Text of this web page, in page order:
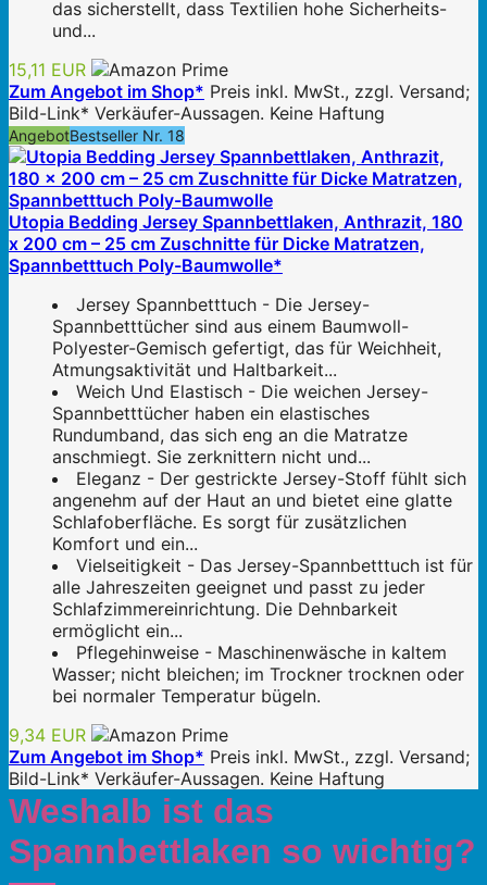
das sicherstellt, dass Textilien hohe Sicherheits-
und...
15,11 EUR
Zum Angebot im Shop* Preis inkl. MwSt., zzgl. Versand;
Bild-Link* Verkäufer-Aussagen. Keine Haftung
AngebotBestseller Nr. 18
Utopia Bedding Jersey Spannbettlaken, Anthrazit, 180
x 200 cm – 25 cm Zuschnitte für Dicke Matratzen,
Spannbetttuch Poly-Baumwolle*
Jersey Spannbetttuch - Die Jersey-
Spannbetttücher sind aus einem Baumwoll-
Polyester-Gemisch gefertigt, das für Weichheit,
Atmungsaktivität und Haltbarkeit...
Weich Und Elastisch - Die weichen Jersey-
Spannbetttücher haben ein elastisches
Rundumband, das sich eng an die Matratze
anschmiegt. Sie zerknittern nicht und...
Eleganz - Der gestrickte Jersey-Stoff fühlt sich
angenehm auf der Haut an und bietet eine glatte
Schlafoberfläche. Es sorgt für zusätzlichen
Komfort und ein...
Vielseitigkeit - Das Jersey-Spannbetttuch ist für
alle Jahreszeiten geeignet und passt zu jeder
Schlafzimmereinrichtung. Die Dehnbarkeit
ermöglicht ein...
Pflegehinweise - Maschinenwäsche in kaltem
Wasser; nicht bleichen; im Trockner trocknen oder
bei normaler Temperatur bügeln.
9,34 EUR
Zum Angebot im Shop* Preis inkl. MwSt., zzgl. Versand;
Bild-Link* Verkäufer-Aussagen. Keine Haftung
Weshalb ist das
Spannbettlaken so wichtig?